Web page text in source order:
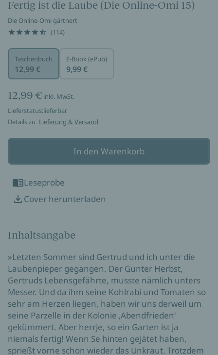
Fertig ist die Laube (Die Online-Omi 15)
Die Online-Omi gärtnert
(114)
Taschenbuch
12,99 €
E-Book (ePub)
9,99 €
12,99 €inkl. MwSt.
Lieferstatus:lieferbar
Details zu Lieferung & Versand
In den Warenkorb
Leseprobe
Cover herunterladen
Inhaltsangabe
»Letzten Sommer sind Gertrud und ich unter die
Laubenpieper gegangen. Der Gunter Herbst,
Gertruds Lebensgefährte, musste nämlich unters
Messer. Und da ihm seine Kohlrabi und Tomaten so
sehr am Herzen liegen, haben wir uns derweil um
seine Parzelle in der Kolonie ‚Abendfrieden‘
gekümmert. Aber herrje, so ein Garten ist ja
niemals fertig! Wenn Se hinten gejätet haben,
sprießt vorne schon wieder das Unkraut. Trotzdem